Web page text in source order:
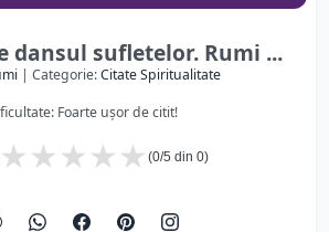
dansul sufletelor. Rumi ...
| Categorie:Citate Spiritualitate
Foarte ușor de citit!
★
★
★
★
★ (0/5 din 0)